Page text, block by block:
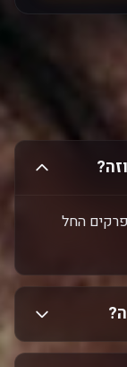
לסדרה בתזוזה יש 2 עונות עם סך הכל 21 פרקים החל